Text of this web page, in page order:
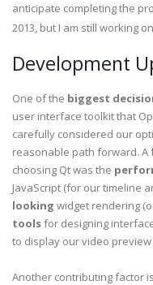
anticipate completing the
2013, but I am still working
Development
One of the biggest
user interface toolkit that
carefully considered our
reasonable path forward. A
choosing Qt was the
JavaScript (for our timeline
looking widget rendering
toolsfor designing
to display our video preview
Another contributing factor